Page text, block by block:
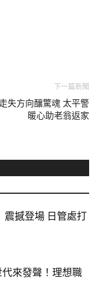
下一篇新聞
失方向釀驚魂 太平警
暖心助老翁返家
震撼登場 日管處打
來發聲！理想職